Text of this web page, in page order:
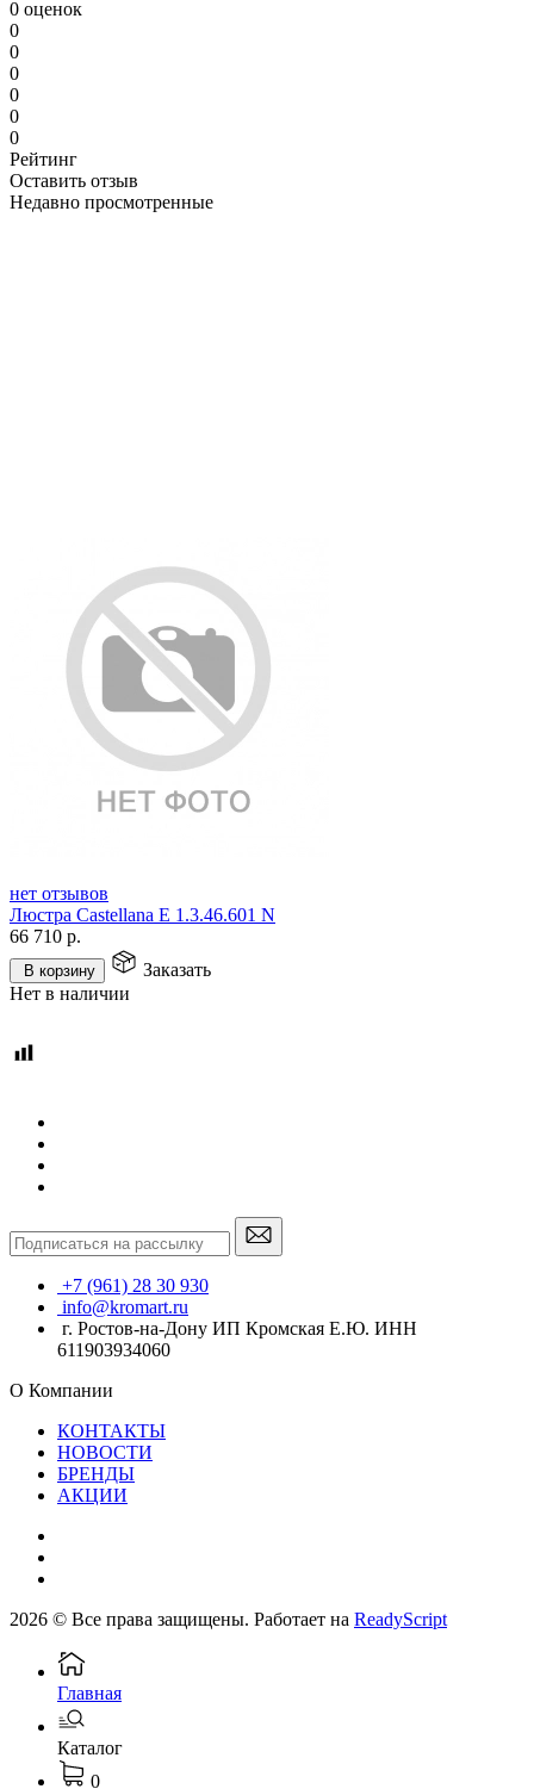
0 оценок
0
0
0
0
0
0
Рейтинг
Оставить отзыв
Недавно просмотренные
нет отзывов
Люстра Castellana E 1.3.46.601 N
66 710 р.
В корзину
Заказать
Нет в наличии
+7 (961) 28 30 930
info@kromart.ru
г. Ростов-на-Дону ИП Кромская Е.Ю. ИНН
611903934060
О Компании
КОНТАКТЫ
НОВОСТИ
БРЕНДЫ
АКЦИИ
2026 © Все права защищены. Работает на ReadyScript
Главная
Каталог
0